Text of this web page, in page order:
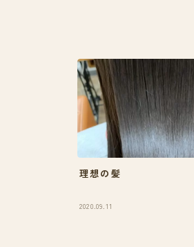
理想の髪
2020.09.11